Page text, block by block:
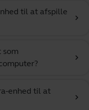
til at afspille
chevron_right
som
chevron_right
enhed til at
chevron_right